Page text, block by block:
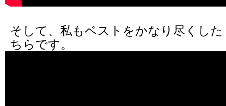
そして、私もベストをかなり尽くし
ちらです。